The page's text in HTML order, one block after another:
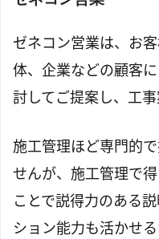
ゼネコン営業は、お
体、企業などの顧客
討してご提案し、工事
施工管理ほど専門的
せんが、施工管理で
ことで説得力のある
ション能力も活かせ